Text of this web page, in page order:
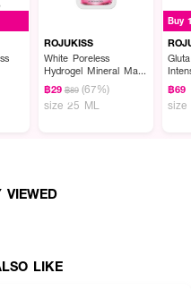
พร้อมผสานพลัง 5X
ช่วยลดการสะสมของเชื้อแบคทีเรีย
โอกาสการเกิดรอยจากสิว ลดเลือน
ส เรียบเนียน จบปัญหาสิว รอยสิว
วยลดการสะสมของเชื้อแบคทีเรีย
ROJUKISS
White Poreless
Hydrogel Mineral Mask
7
฿29 ฿89 (67%)
size 25 ML
Buy
฿69
size
VIEWED
LIKE